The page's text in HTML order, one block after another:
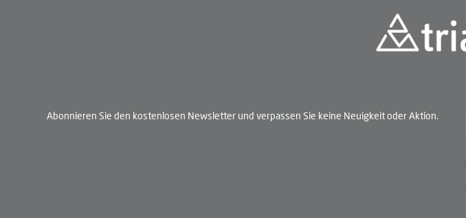
Abonnieren Sie den kostenlosen Newsletter und verpassen Sie keine Neuigkeit oder Aktion.